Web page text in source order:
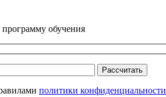
обучения
Рассчитать
политики конфиденциальности